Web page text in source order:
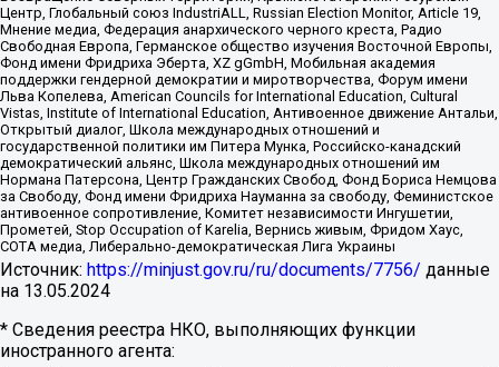
Центр, Глобальный союз IndustriALL, Russian Election Monitor, Article 19,
Мнение медиа, Федерация анархического черного креста, Радио
Свободная Европа, Германское общество изучения Восточной Европы,
Фонд имени Фридриха Эберта, XZ gGmbH, Мобильная академия
поддержки гендерной демократии и миротворчества, Форум имени
Льва Копелева, American Councils for International Education, Cultural
Vistas, Institute of International Education, Антивоенное движение Антальи,
Открытый диалог, Школа международных отношений и
государственной политики им Питера Мунка, Российско-канадский
демократический альянс, Школа международных отношений им
Нормана Патерсона, Центр Гражданских Свобод, Фонд Бориса Немцова
за Свободу, Фонд имени Фридриха Науманна за свободу, Феминистское
антивоенное сопротивление, Комитет независимости Ингушетии,
Прометей, Stop Occupation of Karelia, Вернись живым, Фридом Хаус,
СОТА медиа, Либерально-демократическая Лига Украины
Источник: https://minjust.gov.ru/ru/documents/7756/ данные
на 13.05.2024
* Сведения реестра НКО, выполняющих функции
иностранного агента: